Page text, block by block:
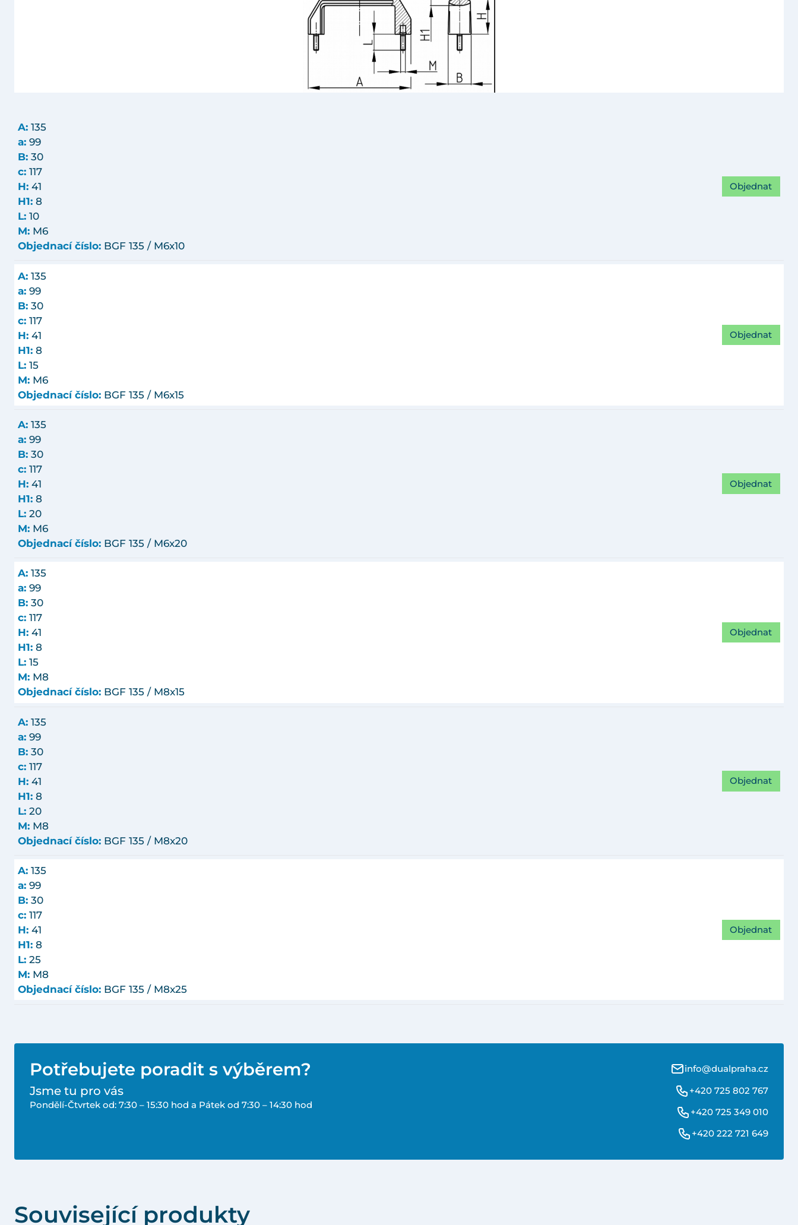
A: 135
a: 99
B: 30
c: 117
H: 41
H1: 8
L: 10
M: M6
Objednací číslo: BGF 135 / M6x10
Objednat
A: 135
a: 99
B: 30
c: 117
H: 41
H1: 8
L: 15
M: M6
Objednací číslo: BGF 135 / M6x15
Objednat
A: 135
a: 99
B: 30
c: 117
H: 41
H1: 8
L: 20
M: M6
Objednací číslo: BGF 135 / M6x20
Objednat
A: 135
a: 99
B: 30
c: 117
H: 41
H1: 8
L: 15
M: M8
Objednací číslo: BGF 135 / M8x15
Objednat
A: 135
a: 99
B: 30
c: 117
H: 41
H1: 8
L: 20
M: M8
Objednací číslo: BGF 135 / M8x20
Objednat
A: 135
a: 99
B: 30
c: 117
H: 41
H1: 8
L: 25
M: M8
Objednací číslo: BGF 135 / M8x25
Objednat
Potřebujete poradit s výběrem?
Jsme tu pro vás
Pondělí-Čtvrtek od: 7:30 – 15:30 hod a Pátek od 7:30 – 14:30 hod
info@dualpraha.cz
+420 725 802 767
+420 725 349 010
+420 222 721 649
Související produkty